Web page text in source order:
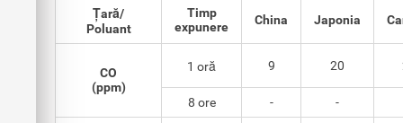
Țară/
Poluant
Timp
expunere
China Japonia
CO
(ppm)
1 oră 9 20
8 ore - -